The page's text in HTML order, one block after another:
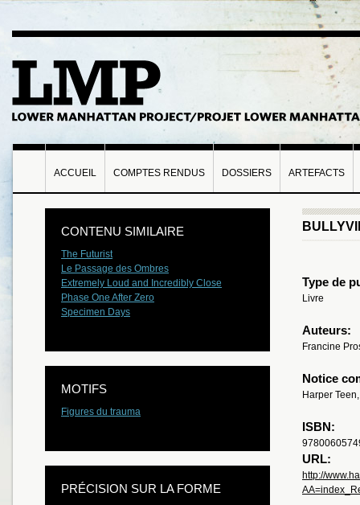
ACCUEIL COMPTES RENDUS DOSSIERS ARTEFACTS
Type de
Livre
Auteurs:
Francine
Notice
Harper
ISBN:
URL:
http://
CONTENU SIMILAIRE
The Futurist
Le Passage des Ombres
Extremely Loud and Incredibly Close
Phase One After Zero
Specimen Days
MOTIFS
Figures du trauma
PRÉCISION SUR LA FORME